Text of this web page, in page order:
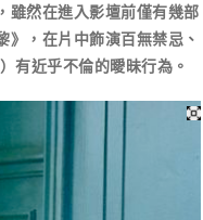
然在進入影壇前僅有幾部
，在片中飾演百無禁忌、
有近乎不倫的曖昧行為。